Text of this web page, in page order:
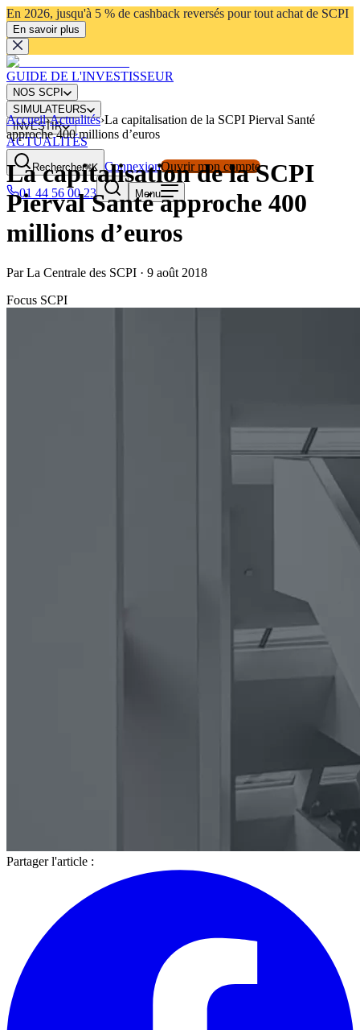
En 2026, jusqu'à 5 % de cashback reversés pour tout achat de SCPI
En savoir plus
GUIDE DE L'INVESTISSEUR
NOS SCPI
SIMULATEURS
INVESTIR
ACTUALITÉS
Rechercher⌘K ConnexionOuvrir mon compte
01 44 56 00 23
Menu
Accueil›Actualités›La capitalisation de la SCPI Pierval Santé
approche 400 millions d’euros
La capitalisation de la SCPI
Pierval Santé approche 400
millions d’euros
Par La Centrale des SCPI · 9 août 2018
Focus SCPI
Partager l'article :